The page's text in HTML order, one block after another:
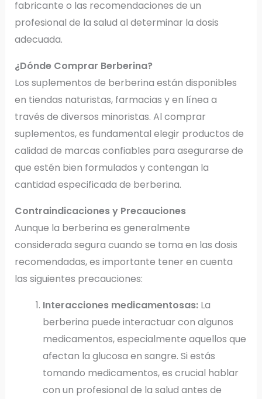
fabricante o las recomendaciones de un
profesional de la salud al determinar la dosis
adecuada.
¿Dónde Comprar Berberina?
Los suplementos de berberina están disponibles
en tiendas naturistas, farmacias y en línea a
través de diversos minoristas. Al comprar
suplementos, es fundamental elegir productos de
calidad de marcas confiables para asegurarse de
que estén bien formulados y contengan la
cantidad especificada de berberina.
Contraindicaciones y Precauciones
Aunque la berberina es generalmente
considerada segura cuando se toma en las dosis
recomendadas, es importante tener en cuenta
las siguientes precauciones:
Interacciones medicamentosas:La
berberina puede interactuar con algunos
medicamentos, especialmente aquellos que
afectan la glucosa en sangre. Si estás
tomando medicamentos, es crucial hablar
con un profesional de la salud antes de